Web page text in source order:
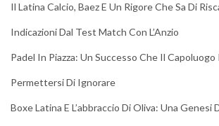
Il Latina Calcio, Baez E Un Rigore Che Sa Di
Indicazioni Dal Test Match Con L’Anzio
Padel In Piazza: Un Successo Che Il
Permettersi Di Ignorare
Boxe Latina E L’abbraccio Di Oliva: Una Genesi